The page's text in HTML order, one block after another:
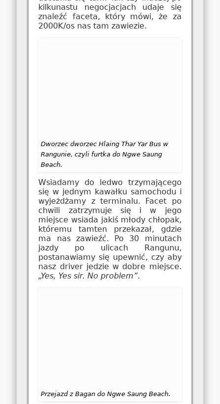
kilkunastu negocjacjach udaje się
znaleźć faceta, który mówi, że za
2000K/os nas tam zawiezie.
Dworzec dworzec Hlaing Thar Yar Bus w
Rangunie, czyli furtka do Ngwe Saung
Beach.
Wsiadamy do ledwo trzymającego
się w jednym kawałku samochodu i
wyjeżdżamy z terminalu. Facet po
chwili zatrzymuje się i w jego
miejsce wsiada jakiś młody chłopak,
któremu tamten przekazał, gdzie
ma nas zawieźć. Po 30 minutach
jazdy po ulicach Rangunu,
postanawiamy się upewnić, czy aby
nasz driver jedzie w dobre miejsce.
„Yes, Yes sir. No problem”.
Przejazd z Bagan do Ngwe Saung Beach.